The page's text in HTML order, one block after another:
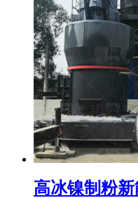
高冰镍制粉